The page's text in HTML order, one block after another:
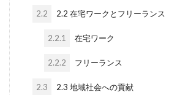
2.2 2.2 在宅ワークとフリーランス
2.2.1 在宅ワーク
2.2.2 フリーランス
2.3 2.3 地域社会への貢献